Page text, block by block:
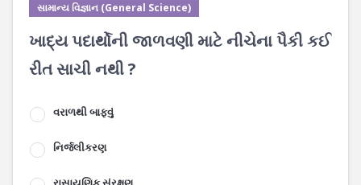
સામાન્ય વિજ્ઞાન (General Science)
ખાદ્ય પદાર્થોની જાળવણી માટે નીચેના પૈકી કઈ
રીત સાચી નથી ?
વરાળથી બાફવું
નિર્જલીકરણ